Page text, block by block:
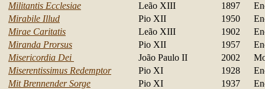
Militantis Ecclesiae
Leão XIII 1897
Mirabile Illud
Pio XII 1950
Mirae Caritatis
Leão XIII 1902
Miranda Prorsus
Pio XII 1957
Misericordia Dei
João Paulo II 2002
Miserentissimus Redemptor
Pio XI 1928
Mit Brennender Sorge
Pio XI 1937